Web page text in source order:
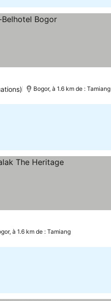
Bogor, à 1.6 km de : Tamiang
à 1.6 km de : Tamiang